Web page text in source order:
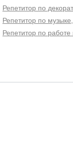
Репетитор по
Репетитор по
Репетитор по